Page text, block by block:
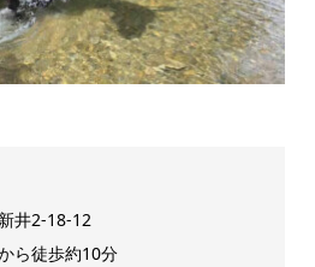
井2-18-12
ら徒歩約10分